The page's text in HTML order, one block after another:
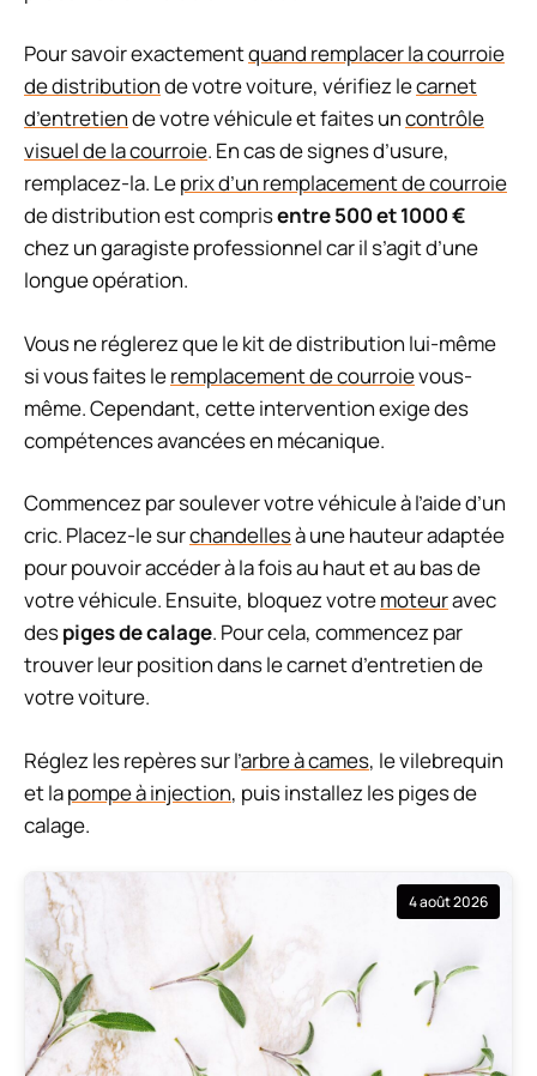
Pour savoir exactementquand remplacer la courroie
de distributionde votre voiture, vérifiez lecarnet
d’entretiende votre véhicule et faites uncontrôle
visuel de la courroie. En cas de signes d’usure,
remplacez-la. Leprix d’un remplacement de courroie
de distribution est comprisentre 500 et 1000 €
chez un garagiste professionnel car il s’agit d’une
longue opération.
Vous ne réglerez que le kit de distribution lui-même
si vous faites leremplacement de courroievous-
même. Cependant, cette intervention exige des
compétences avancées en mécanique.
Commencez par soulever votre véhicule à l’aide d’un
cric. Placez-le surchandellesà une hauteur adaptée
pour pouvoir accéder à la fois au haut et au bas de
votre véhicule. Ensuite, bloquez votremoteuravec
despiges de calage. Pour cela, commencez par
trouver leur position dans le carnet d’entretien de
votre voiture.
Réglez les repères sur l’arbre à cames, le vilebrequin
et lapompe à injection, puis installez les piges de
calage.
4 août 2026